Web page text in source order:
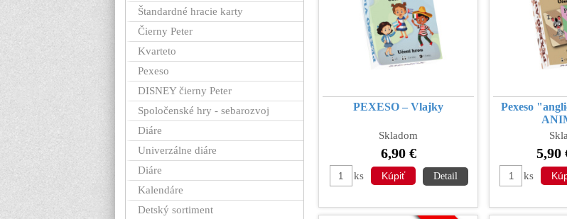
PEXESO – Vlajky
Skladom
6,90 €
ks Detail
Pexeso
5,90
ks
Štandardné hracie karty
Čierny Peter
Kvarteto
Pexeso
DISNEY čierny Peter
Spoločenské hry - sebarozvoj
Diáre
Univerzálne diáre
Diáre
Kalendáre
Detský sortiment